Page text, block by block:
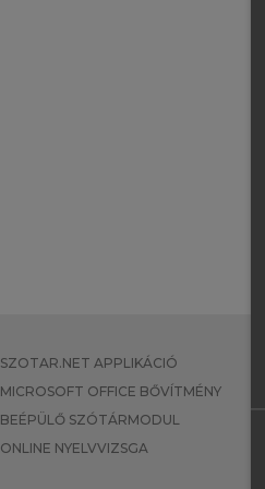
SZOTAR.NET APPLIKÁCIÓ
MICROSOFT OFFICE BŐVÍTMÉNY
BEÉPÜLŐ SZÓTÁRMODUL
ONLINE NYELVVIZSGA